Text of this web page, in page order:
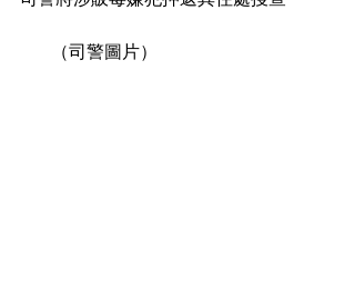
       （司警圖片）